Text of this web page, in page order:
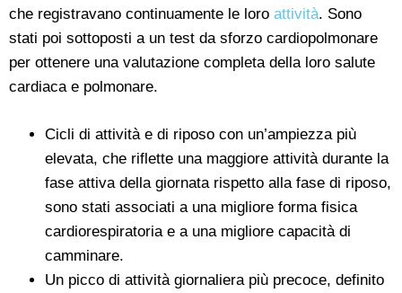
che registravano continuamente le loro attività. Sono
stati poi sottoposti a un test da sforzo cardiopolmonare
per ottenere una valutazione completa della loro salute
cardiaca e polmonare.
Cicli di attività e di riposo con un’ampiezza più
elevata, che riflette una maggiore attività durante la
fase attiva della giornata rispetto alla fase di riposo,
sono stati associati a una migliore forma fisica
cardiorespiratoria e a una migliore capacità di
camminare.
Un picco di attività giornaliera più precoce, definito